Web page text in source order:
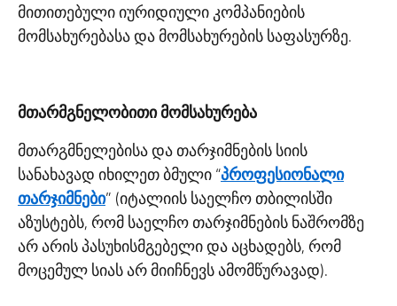
მითითებული იურიდიული კომპანიების
მომსახურებასა და მომსახურების საფასურზე.
მთარმგნელობითი მომსახურება
მთარგმნელებისა და თარჯიმნების სიის
სანახავად იხილეთ ბმული “პროფესიონალი
თარჯიმნები” (იტალიის საელჩო თბილისში
აზუსტებს, რომ საელჩო თარჯიმნების ნაშრომზე
არ არის პასუხისმგებელი და აცხადებს, რომ
მოცემულ სიას არ მიიჩნევს ამომწურავად).